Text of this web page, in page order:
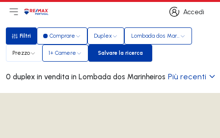
Accedi
Accedi
Apri il menu principale
LogoVai alla homepage
Filtri
Filtri Comprare Duplex Lombada dos Marinheiros
Prezzo 1+ Camere Salvare la ricerca
Salvare la ricerca
0 duplex in vendita in Lombada dos Marinheiros Più recenti